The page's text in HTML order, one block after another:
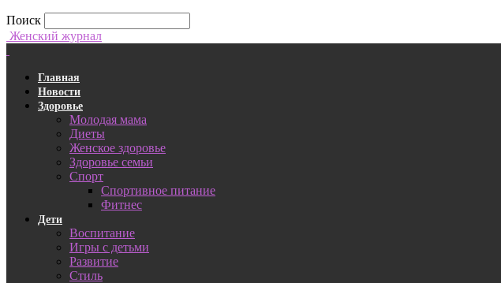
Поиск
Женский журнал
Главная
Новости
Здоровье
Молодая мама
Диеты
Женское здоровье
Здоровье семьи
Спорт
Спортивное питание
Фитнес
Дети
Воспитание
Игры с детьми
Развитие
Стиль